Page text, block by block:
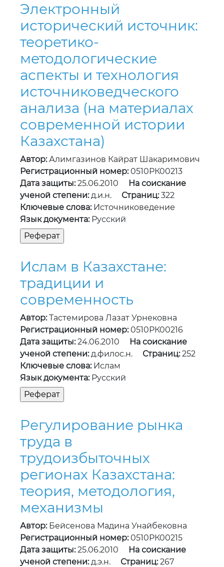
Электронный
исторический источник:
теоретико-
методологические
аспекты и технология
источниковедческого
анализа (на материалах
современной истории
Казахстана)
Автор:Алимгазинов Кайрат Шакаримович
Регистрационный номер:0510РК00213
Дата защиты:25.06.2010
На соискание
ученой степени:д.и.н. Страниц:322
Ключевые слова:Источниковедение
Язык документа:Русский
Ислам в Казахстане:
традиции и
современность
Автор:Тастемирова Лазат Урнековна
Регистрационный номер:0510РК00216
Дата защиты:24.06.2010
На соискание
ученой степени:д.филос.н. Страниц:252
Ключевые слова:Ислам
Язык документа:Русский
Регулирование рынка
труда в
трудоизбыточных
регионах Казахстана:
теория, методология,
механизмы
Автор:Бейсенова Мадина Унайбековна
Регистрационный номер:0510РК00215
Дата защиты:25.06.2010
На соискание
ученой степени:д.э.н. Страниц:267